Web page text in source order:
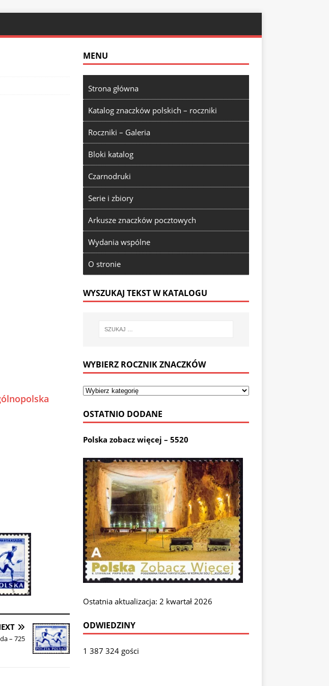
– 725
MENU
Strona główna
Katalog znaczków polskich – roczniki
Roczniki – Galeria
Bloki katalog
Czarnodruki
Serie i zbiory
Arkusze znaczków pocztowych
Wydania wspólne
O stronie
WYSZUKAJ TEKST W KATALOGU
WYBIERZ ROCZNIK ZNACZKÓW
OSTATNIO DODANE
Polska zobacz więcej – 5520
Ostatnia aktualizacja: 2 kwartał 2026
ODWIEDZINY
1 387 324 gości